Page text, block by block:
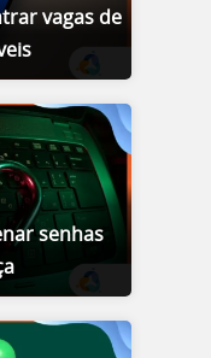
vagas de
senhas